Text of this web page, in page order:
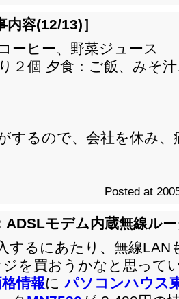
内容(12/13)］
ーヒー、野菜ジュース
２個 夕食：ご飯、みそ
するので、会社を休み
Posted at
ADSLモデム内蔵無線ル
するにあたり、無線
ジを買おうかなと思って
情報にパソコンハウス